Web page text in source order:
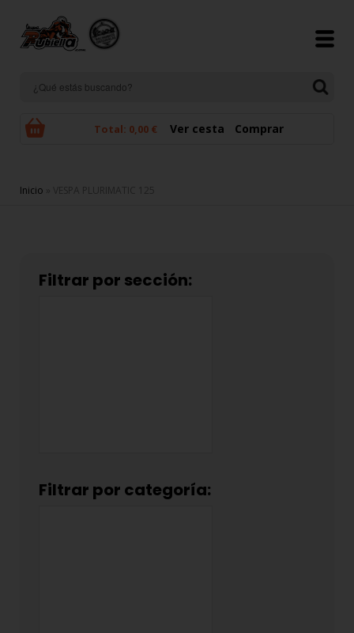
Total: 0,00 € Ver cesta Comprar
Se encuentra usted aquí
Inicio » VESPA PLURIMATIC 125
Filtrar por sección:
Filtrar por categoría: